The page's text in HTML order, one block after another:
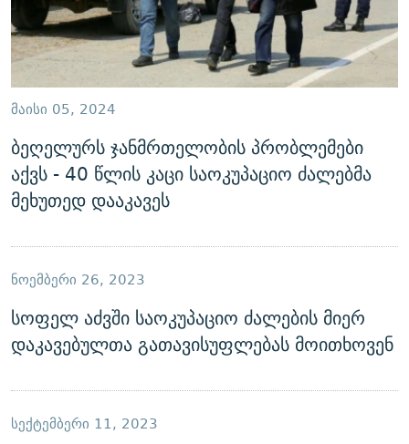
ᲛᲐᲘᲡᲘ 05, 2024
ბეღელურს ჯანმრთელობის პრობლემები
აქვს - 40 წლის კაცი საოკუპაციო ძალებმა
მეხუთედ დააკავეს
ᲜᲝᲔᲛᲑᲔᲠᲘ 26, 2023
სოფელ აძვში საოკუპაციო ძალების მიერ
დაკავებულთა გათავისუფლებას მოითხოვენ
ᲡᲔᲥᲢᲔᲛᲑᲔᲠᲘ 11, 2023